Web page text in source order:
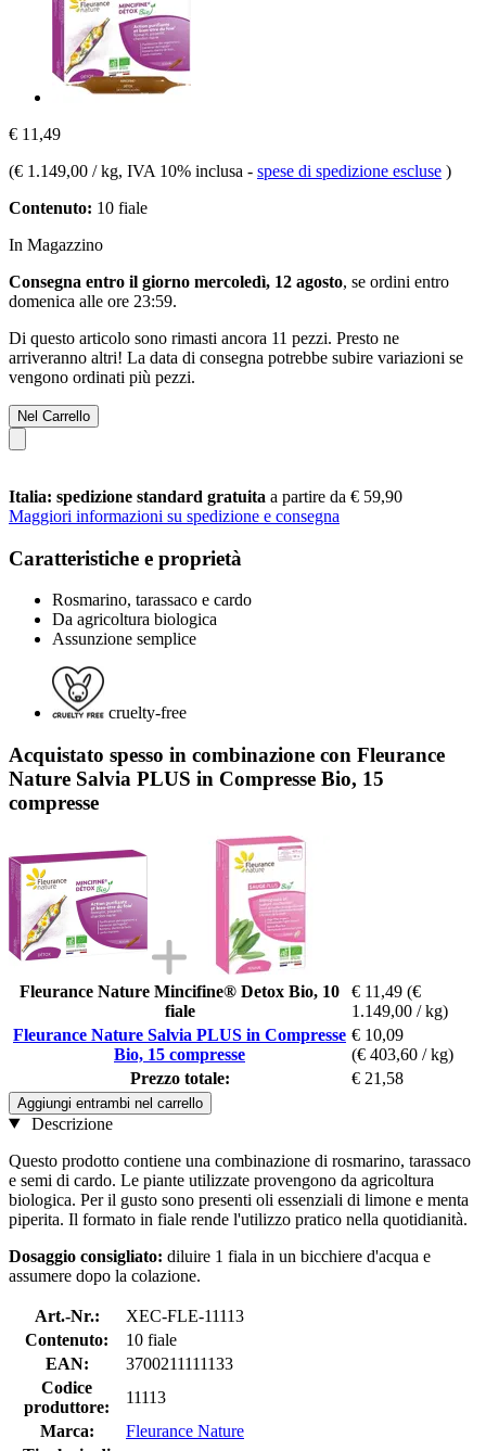
€ 11,49
(€ 1.149,00 / kg, IVA 10% inclusa - spese di spedizione escluse )
Contenuto: 10 fiale
In Magazzino
Consegna entro il giorno mercoledì, 12 agosto, se ordini entro
domenica alle ore 23:59.
Di questo articolo sono rimasti ancora 11 pezzi. Presto ne
arriveranno altri! La data di consegna potrebbe subire variazioni se
vengono ordinati più pezzi.
Nel Carrello
Italia: spedizione standard gratuita a partire da € 59,90
Maggiori informazioni su spedizione e consegna
Caratteristiche e proprietà
Rosmarino, tarassaco e cardo
Da agricoltura biologica
Assunzione semplice
cruelty-free
Acquistato spesso in combinazione con Fleurance
Nature Salvia PLUS in Compresse Bio, 15
compresse
Fleurance Nature Mincifine® Detox Bio, 10
fiale
€ 11,49 (€
1.149,00 / kg)
Fleurance Nature Salvia PLUS in Compresse
Bio, 15 compresse
€ 10,09
(€ 403,60 / kg)
Prezzo totale:
€ 21,58
Aggiungi entrambi nel carrello
Descrizione
Questo prodotto contiene una combinazione di rosmarino, tarassaco
e semi di cardo. Le piante utilizzate provengono da agricoltura
biologica. Per il gusto sono presenti oli essenziali di limone e menta
piperita. Il formato in fiale rende l'utilizzo pratico nella quotidianità.
Dosaggio consigliato: diluire 1 fiala in un bicchiere d'acqua e
assumere dopo la colazione.
Art.-Nr.:
XEC-FLE-11113
Contenuto:
10 fiale
EAN:
3700211111133
Codice
produttore:
11113
Marca:
Fleurance Nature